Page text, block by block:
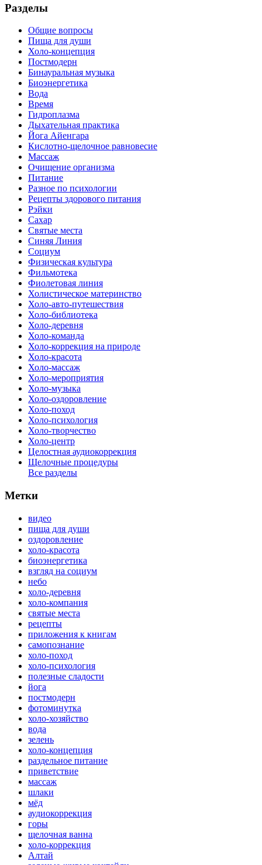
Разделы
Общие вопросы
Пища для души
Холо-концепция
Постмодерн
Бинауральная музыка
Биоэнергетика
Вода
Время
Гидроплазма
Дыхательная практика
Йога Айенгара
Кислотно-щелочное равновесие
Массаж
Очищение организма
Питание
Разное по психологии
Рецепты здорового питания
Рэйки
Сахар
Святые места
Синяя Линия
Социум
Физическая культура
Фильмотека
Фиолетовая линия
Холистическое материнство
Холо-авто-путешествия
Холо-библиотека
Холо-деревня
Холо-команда
Холо-коррекция на природе
Холо-красота
Холо-массаж
Холо-мероприятия
Холо-музыка
Холо-оздоровление
Холо-поход
Холо-психология
Холо-творчество
Холо-центр
Целостная аудиокоррекция
Щелочные процедуры
Все разделы
Метки
видео
пища для души
оздоровление
холо-красота
биоэнергетика
взгляд на социум
небо
холо-деревня
холо-компания
святые места
рецепты
приложения к книгам
самопознание
холо-поход
холо-психология
полезные сладости
йога
постмодерн
фотоминутка
холо-хозяйство
вода
зелень
холо-концепция
раздельное питание
приветствие
массаж
шлаки
мёд
аудиокоррекция
горы
щелочная ванна
холо-коррекция
Алтай